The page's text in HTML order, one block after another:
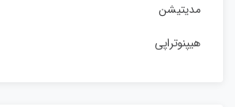
مدیتیشن
هیپنوتراپی